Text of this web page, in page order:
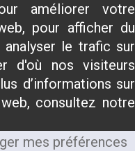
améliorer votre
pour afficher du
analyser le trafic sur
d'où nos visiteurs
d’informations sur
consultez notre
mes préférences